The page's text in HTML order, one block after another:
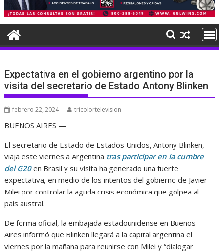
Expectativa en el gobierno argentino por la
visita del secretario de Estado Antony Blinken
febrero 22, 2024 tricolortelevision
BUENOS AIRES —
El secretario de Estado de Estados Unidos, Antony Blinken,
viaja este viernes a Argentina tras participar en la cumbre
del G20en Brasil y su visita ha generado una fuerte
expectativa, en medio de los intentos del gobierno de Javier
Milei por controlar la aguda crisis económica que golpea al
país austral.
De forma oficial, la embajada estadounidense en Buenos
Aires informó que Blinken llegará a la capital argentina el
viernes por la mañana para reunirse con Milei y “dialogar